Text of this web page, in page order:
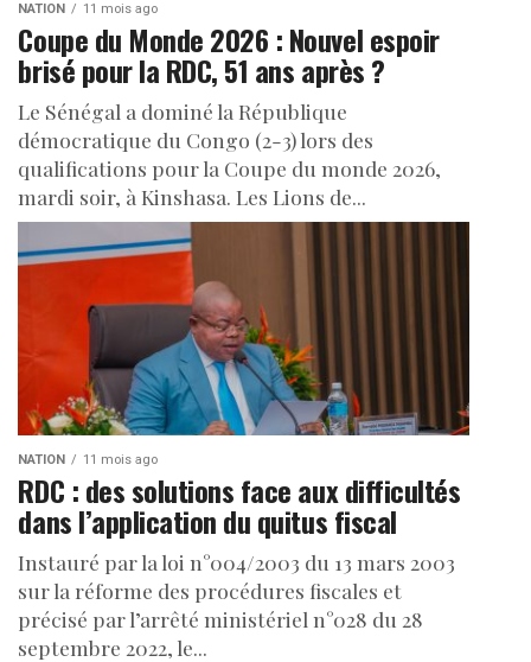
NATION 11 mois ago
Coupe du Monde 2026 : Nouvel espoir
brisé pour la RDC, 51 ans après ?
Le Sénégal a dominé la République
démocratique du Congo (2-3) lors des
qualifications pour la Coupe du monde 2026,
mardi soir, à Kinshasa. Les Lions de...
NATION 11 mois ago
RDC : des solutions face aux difficultés
dans l’application du quitus fiscal
Instauré par la loi n°004/2003 du 13 mars 2003
sur la réforme des procédures fiscales et
précisé par l’arrêté ministériel n°028 du 28
septembre 2022, le...